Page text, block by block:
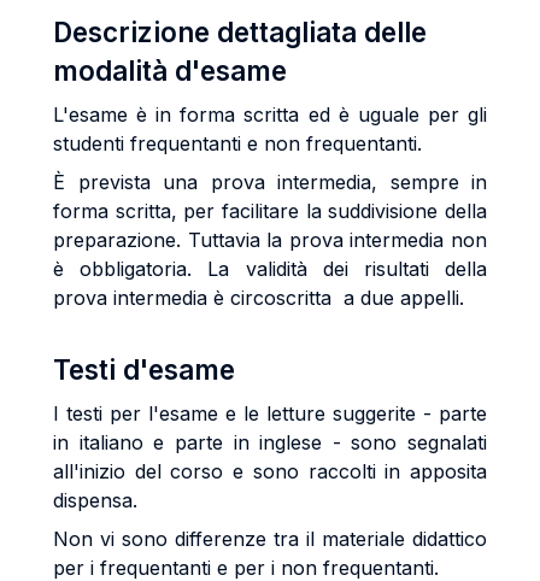
Descrizione dettagliata delle
modalità d'esame
L'esame è in forma scritta ed è uguale per gli
studenti frequentanti e non frequentanti.
È prevista una prova intermedia, sempre in
forma scritta, per facilitare la suddivisione della
preparazione. Tuttavia la prova intermedia non
è obbligatoria. La validità dei risultati della
prova intermedia è circoscritta a due appelli.
Testi d'esame
I testi per l'esame e le letture suggerite - parte
in italiano e parte in inglese - sono segnalati
all'inizio del corso e sono raccolti in apposita
dispensa.
Non vi sono differenze tra il materiale didattico
per i frequentanti e per i non frequentanti.